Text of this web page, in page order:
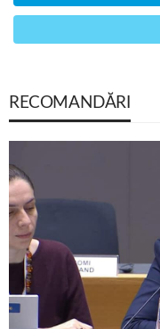
RECOMANDĂRI